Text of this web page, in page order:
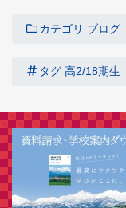
カテゴリ ブログ
タグ 高2/18期生